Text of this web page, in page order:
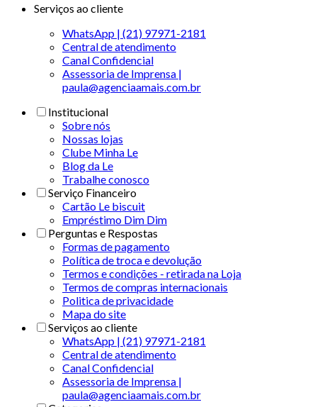
Serviços ao cliente
WhatsApp | (21) 97971-2181
Central de atendimento
Canal Confidencial
Assessoria de Imprensa |
paula@agenciaamais.com.br
Institucional
Sobre nós
Nossas lojas
Clube Minha Le
Blog da Le
Trabalhe conosco
Serviço Financeiro
Cartão Le biscuit
Empréstimo Dim Dim
Perguntas e Respostas
Formas de pagamento
Política de troca e devolução
Termos e condições - retirada na Loja
Termos de compras internacionais
Politica de privacidade
Mapa do site
Serviços ao cliente
WhatsApp | (21) 97971-2181
Central de atendimento
Canal Confidencial
Assessoria de Imprensa |
paula@agenciaamais.com.br